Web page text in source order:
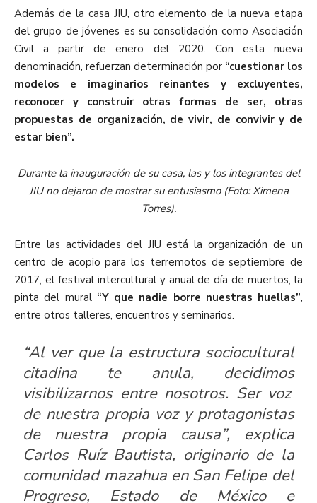
Además de la casa JIU, otro elemento de la nueva etapa
del grupo de jóvenes es su consolidación como Asociación
Civil a partir de enero del 2020. Con esta nueva
denominación, refuerzan determinación por “cuestionar los
modelos e imaginarios reinantes y excluyentes,
reconocer y construir otras formas de ser, otras
propuestas de organización, de vivir, de convivir y de
estar bien”.
Durante la inauguración de su casa, las y los integrantes del
JIU no dejaron de mostrar su entusiasmo (Foto: Ximena
Torres).
Entre las actividades del JIUestá la organización de un
centro de acopio para los terremotos de septiembre de
2017, el festival intercultural y anual de día de muertos,la
pinta del mural“Y que nadie borre nuestras huellas”,
entre otros talleres, encuentros y seminarios.
“Alver que la estructura sociocultural
citadina te anula, decidimos
visibilizarnos entre nosotros. Ser voz
de nuestra propia voz y protagonistas
de nuestra propia causa”, explica
Carlos Ruíz Bautista, originario dela
comunidad mazahua en San Felipe del
Progreso, Estadode México e